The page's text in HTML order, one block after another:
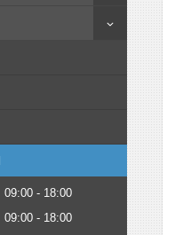
09:00
18:00
09:00
18:00